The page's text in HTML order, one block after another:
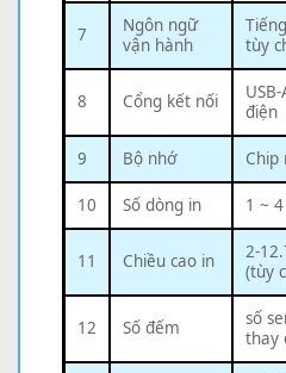
7
Ngôn ngữ
vận hành
tùy
8 Cổng kết nối
điện
9 Bộ nhớ Chip
10 Số dòng in 1 ~
11 Chiều cao in
2-
(tùy
12 Số đếm
số
thay